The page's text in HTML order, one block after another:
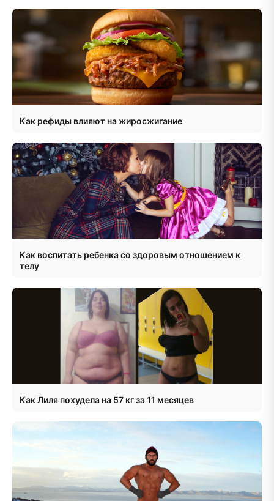
Как рефиды влияют на жиросжигание
Как воспитать ребенка со здоровым отношением к
телу
Как Лиля похудела на 57 кг за 11 месяцев